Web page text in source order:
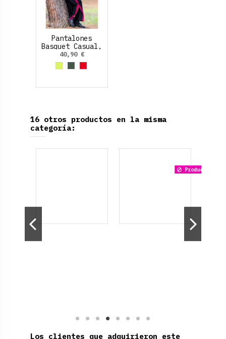
Pantalones
Basquet Casual,
botones click
lateral
40,90 €
Amarillo Neon
Verde Oliva
Rojo
16 otros productos en la misma
categoría:
Producto
Los clientes que adquirieron este